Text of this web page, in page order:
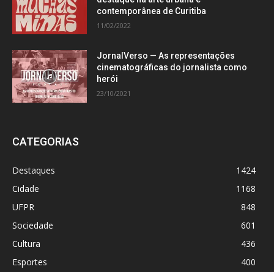
contemporânea de Curitiba
11/02/2022
JornalVerso — As representações
cinematográficas do jornalista como
herói
23/10/2021
CATEGORIAS
Destaques
1424
Cidade
1168
UFPR
848
Sociedade
601
Cultura
436
Esportes
400